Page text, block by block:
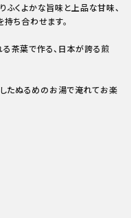
くよかな旨味と上品な甘味、
ち合わせます。
茶葉で作る、日本が誇る煎
たぬるめのお湯で淹れてお楽